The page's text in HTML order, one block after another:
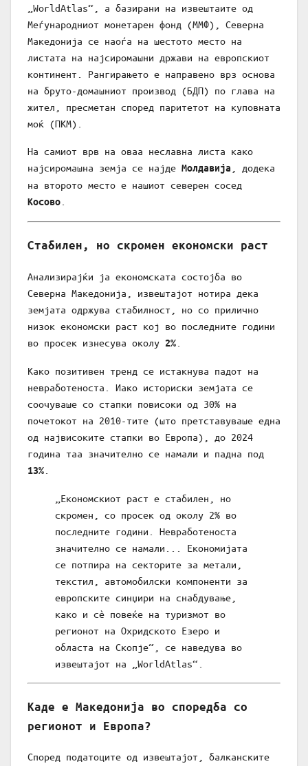
„WorldAtlas“, а базирани на извештаите од
Меѓународниот монетарен фонд (ММФ), Северна
Македонија се наоѓа на шестото место на
листата на најсиромашни држави на европскиот
континент. Рангирањето е направено врз основа
на бруто-домашниот производ (БДП) по глава на
жител, пресметан според паритетот на куповната
моќ (ПКМ).
На самиот врв на оваа неславна листа како
најсиромашна земја се најде Молдавија , додека
на второто место е нашиот северен сосед
Косово
Стабилен, но скромен економски раст
Анализирајќи ја економската состојба во
Северна Македонија, извештајот нотира дека
земјата одржува стабилност, но со прилично
низок економски раст кој во последните години
во просек изнесува околу 2%
Како позитивен тренд се истакнува падот на
невработеноста. Иако историски земјата се
соочуваше со стапки повисоки од 30% на
почетокот на 2010-тите (што претставуваше една
од највисоките стапки во Европа), до 2024
година таа значително се намали и падна под
13%
„Економскиот раст е стабилен, но
скромен, со просек од околу 2% во
последните години. Невработеноста
значително се намали... Економијата
се потпира на секторите за метали,
текстил, автомобилски компоненти за
европските синџири на снабдување,
како и сè повеќе на туризмот во
регионот на Охридското Езеро и
областа на Скопје“, се наведува во
извештајот на „WorldAtlas“.
Каде е Македонија во споредба со
регионот и Европа?
Според податоците од извештајот, балканските